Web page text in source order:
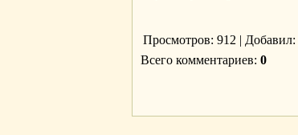
Просмотров: 912 | Добавил:
Всего комментариев: 0